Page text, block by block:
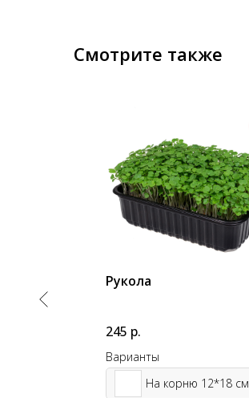
Смотрите также
Рукола
245 р.
Варианты
На корню 12*18 см